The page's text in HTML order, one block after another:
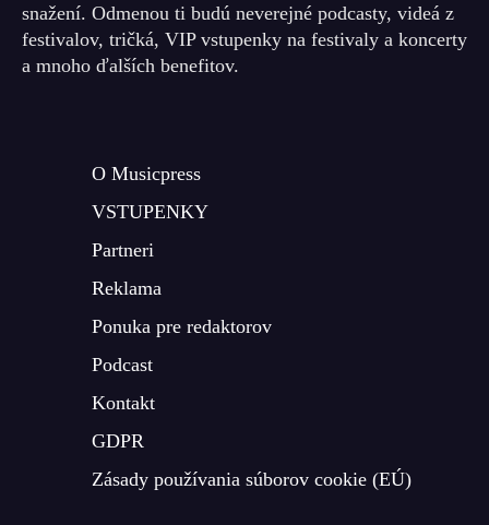
snažení. Odmenou ti budú neverejné podcasty, videá z
festivalov, tričká, VIP vstupenky na festivaly a koncerty
a mnoho ďalších benefitov.
O Musicpress
VSTUPENKY
Partneri
Reklama
Ponuka pre redaktorov
Podcast
Kontakt
GDPR
Zásady používania súborov cookie (EÚ)